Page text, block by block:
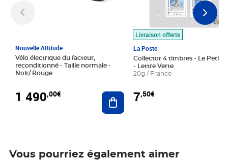
Nouvelle Attitude
Vélo électrique du facteur,
reconditionné - Taille normale -
Noir/ Rouge
1 490,00€ Ajouter au panier
Livraison offerte
La Poste
Collector 4 timbres - Le Petit
- Lettre Verte
20g / France
7,50€
Vous pourriez également aimer